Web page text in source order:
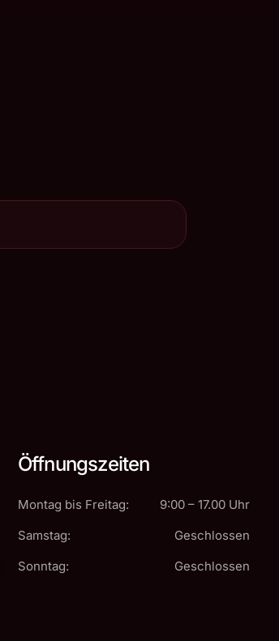
Öffnungszeiten
Montag bis Freitag:
9:00 – 17.00 Uhr
Samstag:
Geschlossen
Sonntag:
Geschlossen